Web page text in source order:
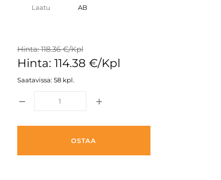
Laatu AB
Hinta: 118.36 €/Kpl
Hinta: 114.38 €/Kpl
Saatavissa: 58 kpl.
OSTAA